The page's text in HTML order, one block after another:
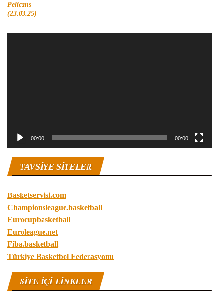
Pelicans
(23.03.25)
00:00 00:00
TAVSIYE SITELER
Basketservisi.com
Championsleague.basketball
Eurocupbasketball
Euroleague.net
Fiba.basketball
Türkiye Basketbol Federasyonu
SITE IÇI LINKLER